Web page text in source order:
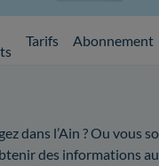
Tarifs Abonnement
dans l’Ain ? Ou vous
des informations